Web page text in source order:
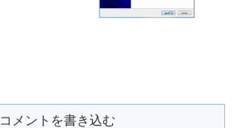
コメントを書き込む